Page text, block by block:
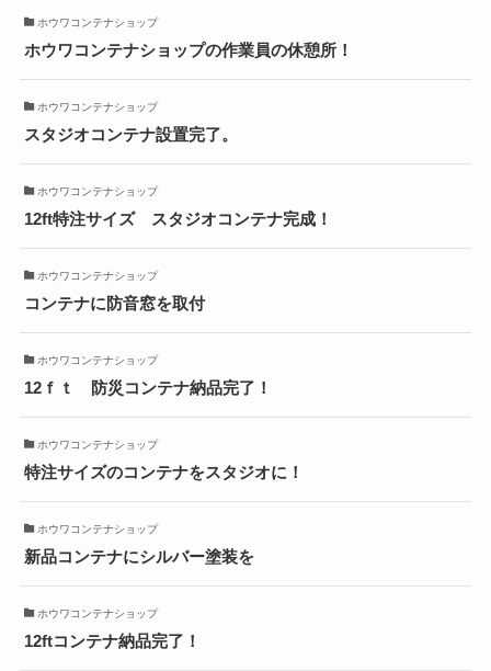
ホウワコンテナショップ
ホウワコンテナショップの作業員の休憩所！
ホウワコンテナショップ
スタジオコンテナ設置完了。
ホウワコンテナショップ
12ft特注サイズ スタジオコンテナ完成！
ホウワコンテナショップ
コンテナに防音窓を取付
ホウワコンテナショップ
12ｆｔ 防災コンテナ納品完了！
ホウワコンテナショップ
特注サイズのコンテナをスタジオに！
ホウワコンテナショップ
新品コンテナにシルバー塗装を
ホウワコンテナショップ
12ftコンテナ納品完了！